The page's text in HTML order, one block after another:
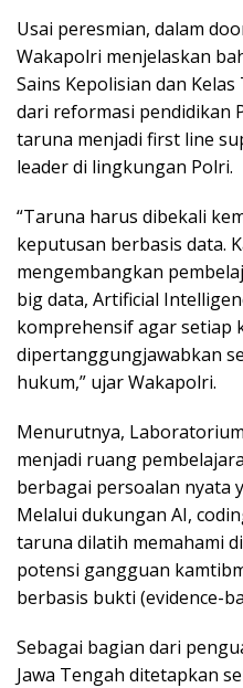
Usai peresmian, dalam
Wakapolri menjelaskan
Sains Kepolisian dan
dari reformasi pendidikan
taruna menjadi first line
leader di lingkungan Polri.
“Taruna harus dibekali
keputusan berbasis data.
mengembangkan
big data, Artificial
komprehensif agar setiap
dipertanggungjawabkan
hukum,” ujar Wakapolri.
Menurutnya,
menjadi ruang
berbagai persoalan nyata
Melalui dukungan AI,
taruna dilatih memahami
potensi gangguan
berbasis bukti (evidence-
Sebagai bagian dari
Jawa Tengah ditetapkan